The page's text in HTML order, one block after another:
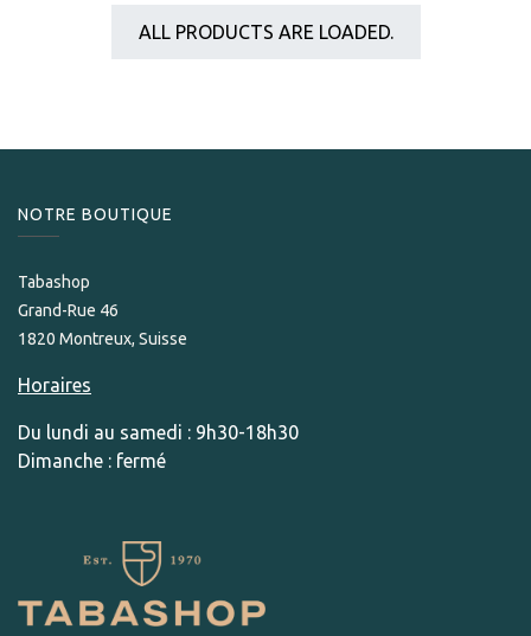
ALL PRODUCTS ARE LOADED.
NOTRE BOUTIQUE
Tabashop
Grand-Rue 46
1820 Montreux, Suisse
Horaires
Du lundi au samedi : 9h30-18h30
Dimanche : fermé